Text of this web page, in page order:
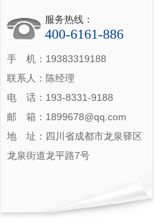
服务热线：
400-6161-886
手 机：19383319188
联系人：陈经理
电 话：193-8331-9188
邮 箱：1899678@qq.com
地 址：四川省成都市龙泉驿区
龙泉街道龙平路7号